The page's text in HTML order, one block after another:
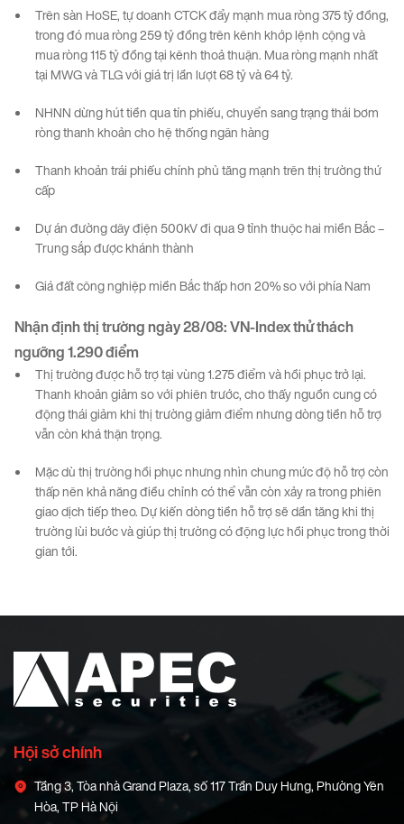
Trên sàn HoSE, tự doanh CTCK đẩy mạnh mua ròng 375 tỷ đồng,
trong đó mua ròng 259 tỷ đồng trên kênh khớp lệnh cộng và
mua ròng 115 tỷ đồng tại kênh thoả thuận. Mua ròng mạnh nhất
tại MWG và TLG với giá trị lần lượt 68 tỷ và 64 tỷ.
NHNN dừng hút tiền qua tín phiếu, chuyển sang trạng thái bơm
ròng thanh khoản cho hệ thống ngân hàng
Thanh khoản trái phiếu chính phủ tăng mạnh trên thị trường thứ
cấp
Dự án đường dây điện 500kV đi qua 9 tỉnh thuộc hai miền Bắc –
Trung sắp được khánh thành
Giá đất công nghiệp miền Bắc thấp hơn 20% so với phía Nam
Nhận định thị trườngngày28/08:VN-Indexthử thách
ngưỡng 1.290 điểm
Thị trường được hỗ trợ tại vùng 1.275 điểm và hồi phục trở lại.
Thanh khoản giảm so với phiên trước, cho thấy nguồn cung có
động thái giảm khi thị trường giảm điểm nhưng dòng tiền hỗ trợ
vẫn còn khá thận trọng.
Mặc dù thị trường hồi phục nhưng nhìn chung mức độ hỗ trợ còn
thấp nên khả năng điều chỉnh có thể vẫn còn xảy ra trong phiên
giao dịch tiếp theo. Dự kiến dòng tiền hỗ trợ sẽ dần tăng khi thị
trường lùi bước và giúp thị trường có động lực hồi phục trong thời
gian tới.
Hội sở chính
Tầng 3, Tòa nhà Grand Plaza, số 117 Trần Duy Hưng, Phường Yên
Hòa, TP Hà Nội